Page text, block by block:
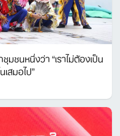
มชนหนึ่งว่า “เราไม่ต้องเป็น
สมอไป”